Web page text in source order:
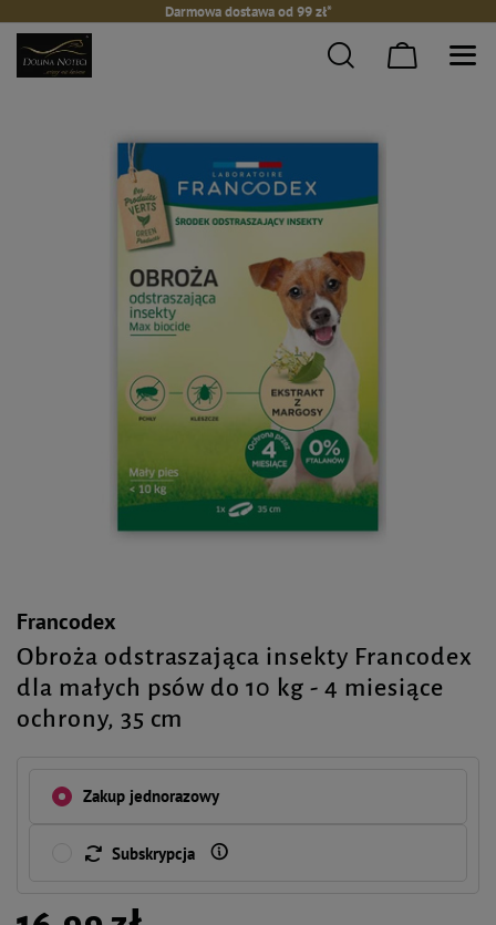
Darmowa dostawa od 99 zł*
Francodex
Obroża odstraszająca insekty Francodex
dla małych psów do 10 kg - 4 miesiące
ochrony, 35 cm
Zakup jednorazowy
Subskrypcja